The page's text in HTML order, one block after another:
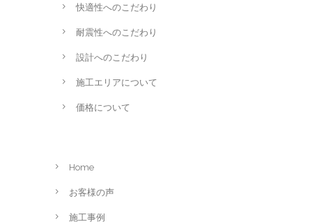
快適性へのこだわり
耐震性へのこだわり
設計へのこだわり
施工エリアについて
価格について
Home
お客様の声
施工事例